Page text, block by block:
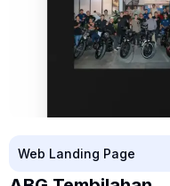
Web Landing Page